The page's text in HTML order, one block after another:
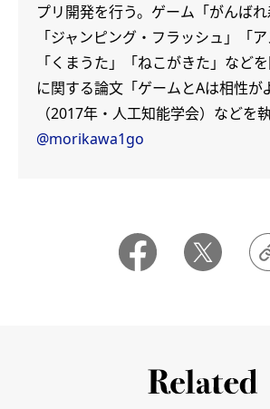
プリ開発を行う。ゲーム「がんばれ
「ジャンピング・フラッシュ」「ア
「くまうた」「ねこがきた」など
に関する論文「ゲームとAは相性が
（2017年・人工知能学会）などを
@morikawa1go